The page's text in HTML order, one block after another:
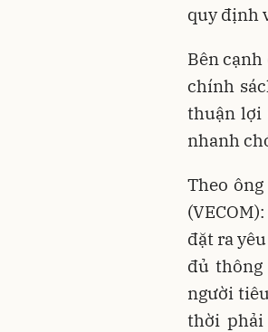
quy định
Bên
chính
thuận lợi
nhanh
Theo
đặt ra
đủ
người
thời phải